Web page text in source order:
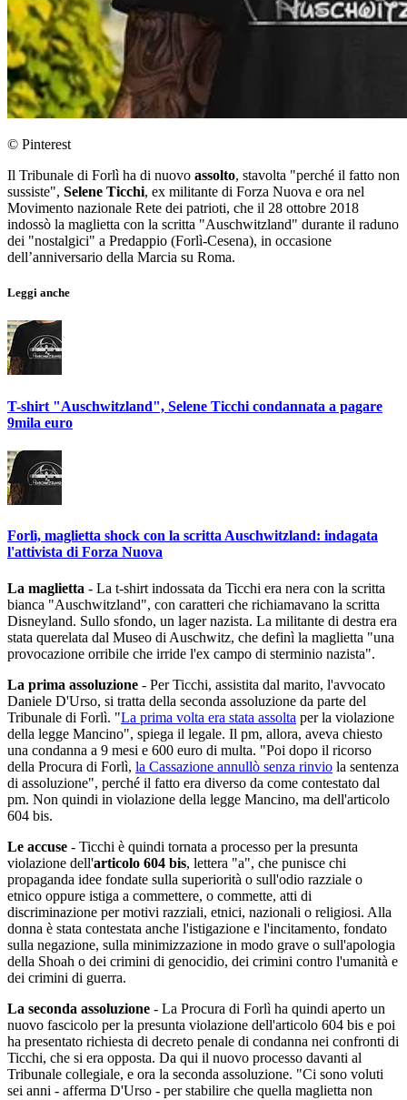
© Pinterest
Il Tribunale di Forlì ha di nuovo assolto, stavolta "perché il fatto non
sussiste", Selene Ticchi, ex militante di Forza Nuova e ora nel
Movimento nazionale Rete dei patrioti, che il 28 ottobre 2018
indossò la maglietta con la scritta "Auschwitzland" durante il raduno
dei "nostalgici" a Predappio (Forlì-Cesena), in occasione
dell’anniversario della Marcia su Roma.
Leggi anche
T-shirt "Auschwitzland", Selene Ticchi condannata a pagare
9mila euro
Forlì, maglietta shock con la scritta Auschwitzland: indagata
l'attivista di Forza Nuova
La maglietta - La t-shirt indossata da Ticchi era nera con la scritta
bianca "Auschwitzland", con caratteri che richiamavano la scritta
Disneyland. Sullo sfondo, un lager nazista. La militante di destra era
stata querelata dal Museo di Auschwitz, che definì la maglietta "una
provocazione orribile che irride l'ex campo di sterminio nazista".
La prima assoluzione - Per Ticchi, assistita dal marito, l'avvocato
Daniele D'Urso, si tratta della seconda assoluzione da parte del
Tribunale di Forlì. "La prima volta era stata assolta per la violazione
della legge Mancino", spiega il legale. Il pm, allora, aveva chiesto
una condanna a 9 mesi e 600 euro di multa. "Poi dopo il ricorso
della Procura di Forlì, la Cassazione annullò senza rinvio la sentenza
di assoluzione", perché il fatto era diverso da come contestato dal
pm. Non quindi in violazione della legge Mancino, ma dell'articolo
604 bis.
Le accuse - Ticchi è quindi tornata a processo per la presunta
violazione dell'articolo 604 bis, lettera "a", che punisce chi
propaganda idee fondate sulla superiorità o sull'odio razziale o
etnico oppure istiga a commettere, o commette, atti di
discriminazione per motivi razziali, etnici, nazionali o religiosi. Alla
donna è stata contestata anche l'istigazione e l'incitamento, fondato
sulla negazione, sulla minimizzazione in modo grave o sull'apologia
della Shoah o dei crimini di genocidio, dei crimini contro l'umanità e
dei crimini di guerra.
La seconda assoluzione - La Procura di Forlì ha quindi aperto un
nuovo fascicolo per la presunta violazione dell'articolo 604 bis e poi
ha presentato richiesta di decreto penale di condanna nei confronti di
Ticchi, che si era opposta. Da qui il nuovo processo davanti al
Tribunale collegiale, e ora la seconda assoluzione. "Ci sono voluti
sei anni - afferma D'Urso - per stabilire che quella maglietta non